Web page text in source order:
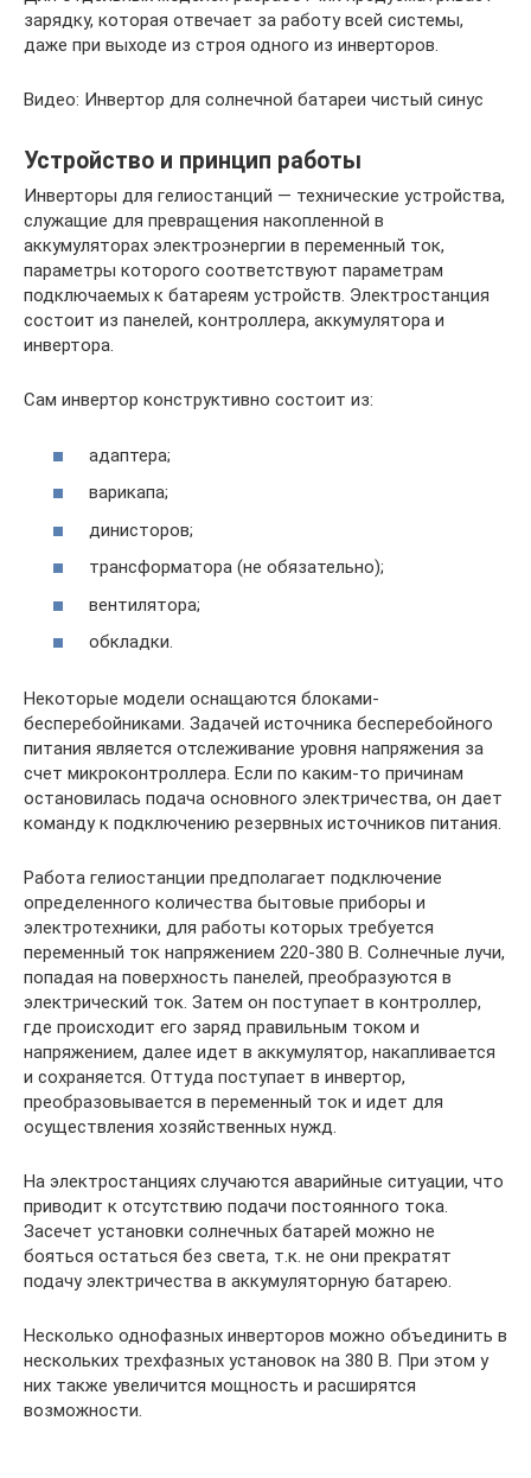
зарядку, которая отвечает за работу всей системы,
даже при выходе из строя одного из инверторов.
Видео: Инвертор для солнечной батареи чистый синус
Устройство и принцип работы
Инверторы для гелиостанций — технические устройства,
служащие для превращения накопленной в
аккумуляторах электроэнергии в переменный ток,
параметры которого соответствуют параметрам
подключаемых к батареям устройств. Электростанция
состоит из панелей, контроллера, аккумулятора и
инвертора.
Сам инвертор конструктивно состоит из:
адаптера;
варикапа;
динисторов;
трансформатора (не обязательно);
вентилятора;
обкладки.
Некоторые модели оснащаются блоками-
бесперебойниками. Задачей источника бесперебойного
питания является отслеживание уровня напряжения за
счет микроконтроллера. Если по каким-то причинам
остановилась подача основного электричества, он дает
команду к подключению резервных источников питания.
Работа гелиостанции предполагает подключение
определенного количества бытовые приборы и
электротехники, для работы которых требуется
переменный ток напряжением 220-380 В. Солнечные лучи,
попадая на поверхность панелей, преобразуются в
электрический ток. Затем он поступает в контроллер,
где происходит его заряд правильным током и
напряжением, далее идет в аккумулятор, накапливается
и сохраняется. Оттуда поступает в инвертор,
преобразовывается в переменный ток и идет для
осуществления хозяйственных нужд.
На электростанциях случаются аварийные ситуации, что
приводит к отсутствию подачи постоянного тока.
Засечет установки солнечных батарей можно не
бояться остаться без света, т.к. не они прекратят
подачу электричества в аккумуляторную батарею.
Несколько однофазных инверторов можно объединить в
нескольких трехфазных установок на 380 В. При этом у
них также увеличится мощность и расширятся
возможности.